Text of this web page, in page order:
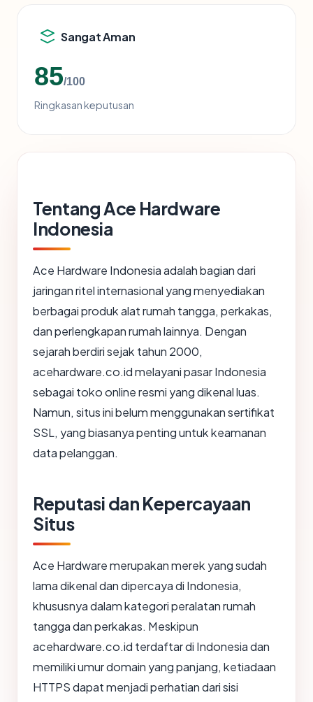
Sangat Aman
85/100
Ringkasan keputusan
Tentang Ace Hardware
Indonesia
Ace Hardware Indonesia adalah bagian dari
jaringan ritel internasional yang menyediakan
berbagai produk alat rumah tangga, perkakas,
dan perlengkapan rumah lainnya. Dengan
sejarah berdiri sejak tahun 2000,
acehardware.co.id melayani pasar Indonesia
sebagai toko online resmi yang dikenal luas.
Namun, situs ini belum menggunakan sertifikat
SSL, yang biasanya penting untuk keamanan
data pelanggan.
Reputasi dan Kepercayaan
Situs
Ace Hardware merupakan merek yang sudah
lama dikenal dan dipercaya di Indonesia,
khususnya dalam kategori peralatan rumah
tangga dan perkakas. Meskipun
acehardware.co.id terdaftar di Indonesia dan
memiliki umur domain yang panjang, ketiadaan
HTTPS dapat menjadi perhatian dari sisi